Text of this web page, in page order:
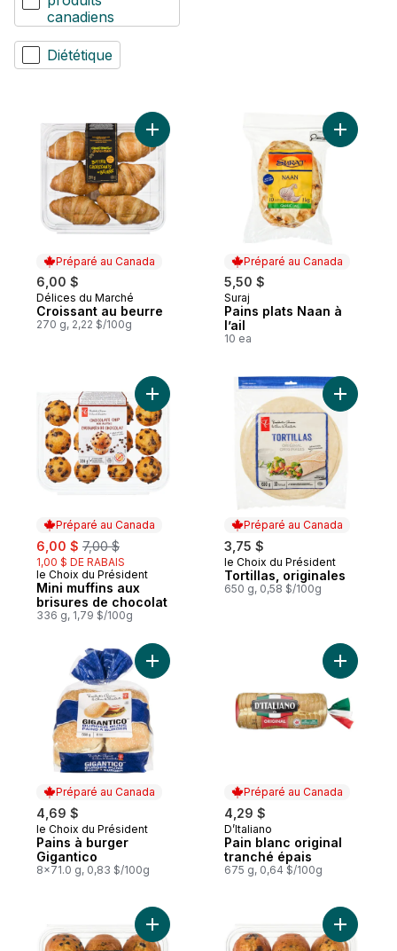
canadiens
Diététique
Préparé au Canada
6,00 $
Préparé au Canada
Délices du Marché
Croissant au beurre
270 g, 2,22 $/100g
Ajouter Croissant au beurre au panier
Préparé au Canada
5,50 $
Préparé au Canada
Suraj
Pains plats Naan à
l’ail
10 ea
Ajouter
Préparé au Canada
sale:
6,00 $ , formerly:
7,00 $
1,00 $ DE RABAIS
Préparé au Canada
le Choix du Président
Mini muffins aux
brisures de chocolat
336 g, 1,79 $/100g
Ajouter Mini muffins aux brisures de
Préparé au Canada
3,75 $
Préparé au Canada
le Choix du Président
Tortillas, originales
650 g, 0,58 $/100g
Ajouter
Préparé au Canada
4,69 $
Préparé au Canada
le Choix du Président
Pains à burger
Gigantico
8x71.0 g, 0,83 $/100g
Ajouter Pains à burger Gigantico au
Préparé au Canada
4,29 $
Préparé au Canada
D’Italiano
Pain blanc original
tranché épais
675 g, 0,64 $/100g
Ajouter
Ajouter Muffins aux bleuets au panierAjouter